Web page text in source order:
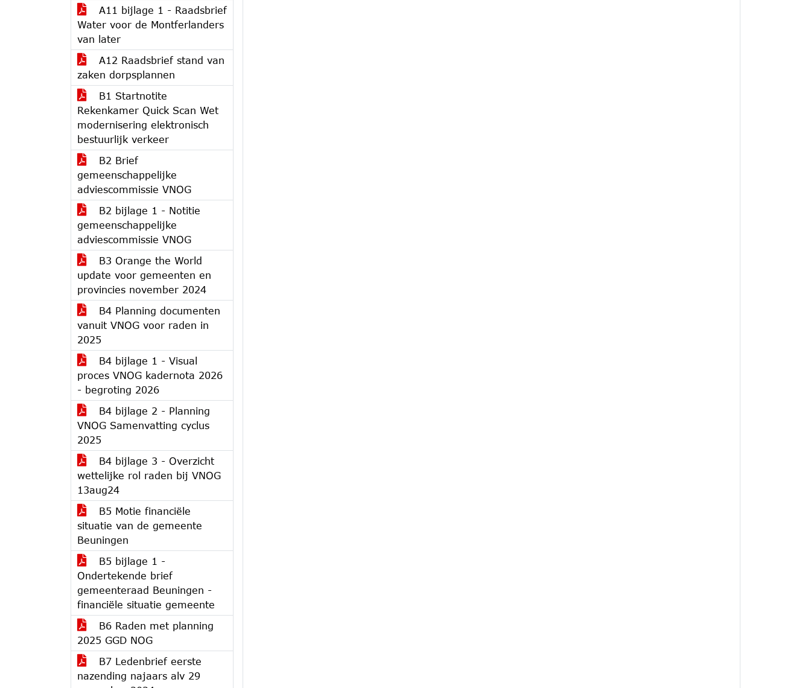
A11 bijlage 1 - Raadsbrief
Water voor de Montferlanders
van later
A12 Raadsbrief stand van
zaken dorpsplannen
B1 Startnotite
Rekenkamer Quick Scan Wet
modernisering elektronisch
bestuurlijk verkeer
B2 Brief
gemeenschappelijke
adviescommissie VNOG
B2 bijlage 1 - Notitie
gemeenschappelijke
adviescommissie VNOG
B3 Orange the World
update voor gemeenten en
provincies november 2024
B4 Planning documenten
vanuit VNOG voor raden in
2025
B4 bijlage 1 - Visual
proces VNOG kadernota 2026
- begroting 2026
B4 bijlage 2 - Planning
VNOG Samenvatting cyclus
2025
B4 bijlage 3 - Overzicht
wettelijke rol raden bij VNOG
13aug24
B5 Motie financiële
situatie van de gemeente
Beuningen
B5 bijlage 1 -
Ondertekende brief
gemeenteraad Beuningen -
financiële situatie gemeente
B6 Raden met planning
2025 GGD NOG
B7 Ledenbrief eerste
nazending najaars alv 29